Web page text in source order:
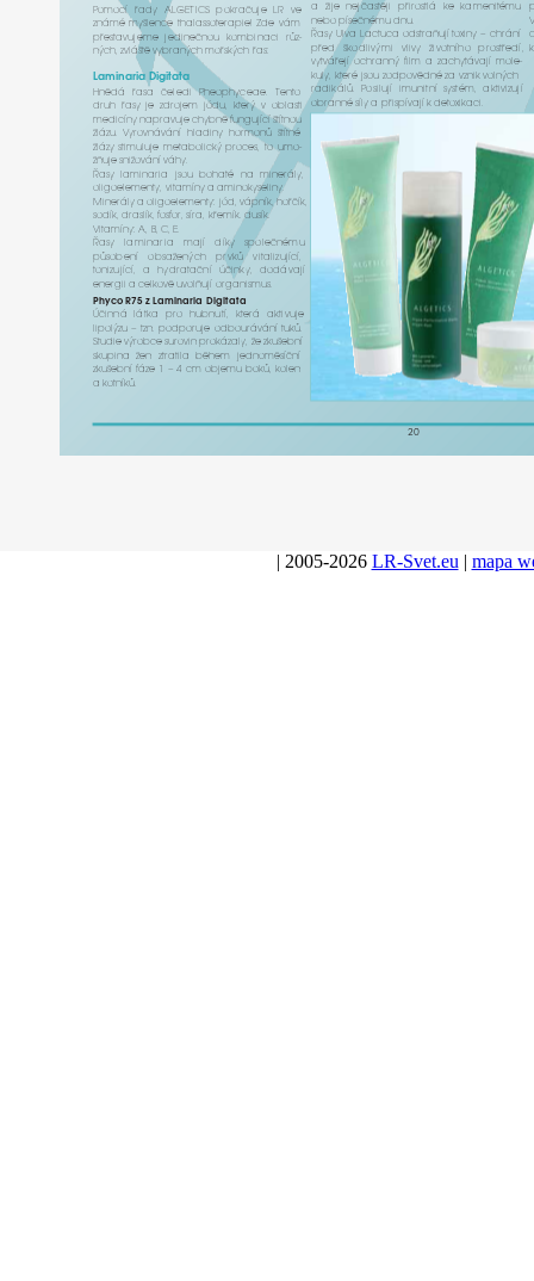
20
Pomocí řady ALGETICS pokračuje LR
ve
známé m yšlence thalassoterapie! Zde vám
přestavujeme jedinečnou kombinaci
růz-
ných, zvláště vybraných mořských řas:
Laminaria Digitata
Hnědá
řasa čeledi Pheophyceae. Tento
druh řasy je zdrojem jódu, který v oblasti
medicíny napravuje chybně fungující štítnou
žlázu.
Vyrovnávání hladiny hormonů štítné
žlázy stimuluje metabolický proces, to umo-
žňuje snižování vá hy.
Řasy
laminaria jsou bohaté na minerál y,
oligoelementy, vi tamí ny a aminokyseliny.
Minerály a oligoelementy: jód, vápník, hořčík,
sodík, draslík, fosfor, síra, křemík. dusík.
Vitamíny: A, B, C, E.
Řasy
laminaria mají díky společnému
působení
obsažených prvků vitalizující,
tonizující, a hydratační účink y, dodá vají
energii a celkově uvolňují organismus.
Phyco R75 z Laminaria Digitata
Účinná
látka pro hubnutí, která
aktivuje
lipolýzu – tzn. podporuje odbourávání tuků.
Studie výrobce surovin prokázal y, že zkušební
skupina žen ztratila během
jednoměsíční
zkušební fáze 1 – 4 cm objemu boků, kolen
a kotníků.
a
žije nejčastěji při rostlá ke kamenitému
nebo písečnému dnu.
Řasy Ulva Lactuca odstraňují toxiny – chrání
před škodlivými vlivy ži votního prostředí,
vytvá ře ochranný film a zachytávají
mole-
kul y, které jsou zodpovědné za vznik volných
radikálů. Posilují imunitní systém,
aktivizují
obranné síly a při spí vají k detoxi kaci.
k
| 2005-2026 LR-Svet.eu | mapa